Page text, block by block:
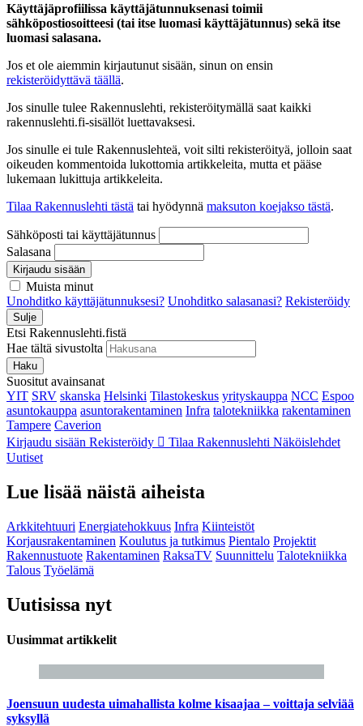
Käyttäjäprofiilissa käyttäjätunnuksenasi toimii
sähköpostiosoitteesi (tai itse luomasi käyttäjätunnus) sekä itse
luomasi salasana.
Jos et ole aiemmin kirjautunut sisään, sinun on ensin
rekisteröidyttävä täällä.
Jos sinulle tulee Rakennuslehti, rekisteröitymällä saat kaikki
rakennuslehti.fi-sisällöt luettavaksesi.
Jos sinulle ei tule Rakennuslehteä, voit silti rekisteröityä, jolloin saat
oikeuden kommentoida lukottomia artikkeleita, mutta et pääse
lukemaan lukittuja artikkeleita.
Tilaa Rakennuslehti tästä tai hyödynnä maksuton koejakso tästä.
Sähköposti tai käyttäjätunnus
Salasana
Kirjaudu sisään
Muista minut
Unohditko käyttäjätunnuksesi? Unohditko salasanasi? Rekisteröidy
Sulje
Etsi Rakennuslehti.fistä
Hae tältä sivustolta
Haku
Suositut avainsanat
YIT SRV skanska Helsinki Tilastokeskus yrityskauppa NCC Espoo
asuntokauppa asuntorakentaminen Infra talotekniikka rakentaminen
Tampere Caverion
Kirjaudu sisään Rekisteröidy Tilaa Rakennuslehti Näköislehdet
Uutiset
Lue lisää näistä aiheista
Arkkitehtuuri Energiatehokkuus Infra Kiinteistöt
Korjausrakentaminen Koulutus ja tutkimus Pientalo Projektit
Rakennustuote Rakentaminen RaksaTV Suunnittelu Talotekniikka
Talous Työelämä
Uutisissa nyt
Uusimmat artikkelit
Joensuun uudesta uimahallista kolme kisaajaa – voittaja selviää
syksyllä